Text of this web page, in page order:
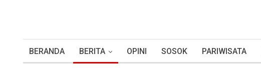
BERANDA BERITA OPINI SOSOK PARIWISATA